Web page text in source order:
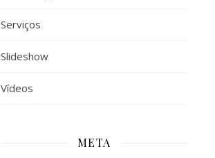
Serviços
Slideshow
Vídeos
META